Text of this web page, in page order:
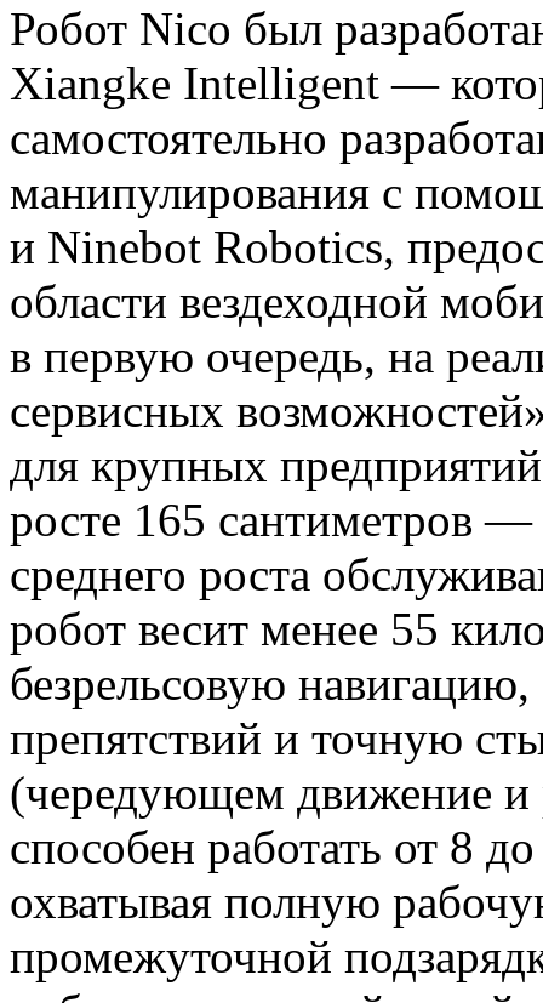
Робот Nico был
Xiangke Intelligent —
самостоятельно
манипулирования с
и Ninebot Robotics,
области вездеходной
в первую очередь, на
сервисных
для крупных
росте 165 сантиметров
среднего роста
робот весит менее 55
безрельсовую
препятствий и точную
(чередующем движение
способен работать от 8
охватывая полную
промежуточной